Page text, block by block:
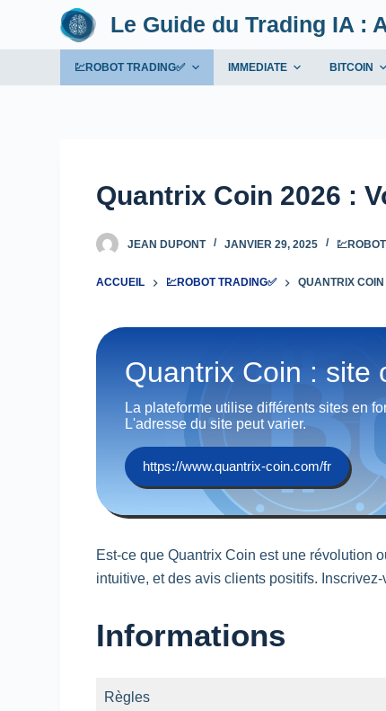
Le Guide du Trading IA :
💹ROBOT TRADING✅ IMMEDIATE BITCOIN
Quantrix Coin 2026 :
JEAN DUPONT JANVIER 29, 2025
ACCUEIL 💹ROBOT TRADING✅ QUANTRIX COIN
Quantrix Coin : site
La plateforme utilise différents sites en
L'adresse du site peut varier.
https://www.quantrix-coin.com/fr
Est-ce que Quantrix Coin est une révolution
intuitive, et des avis clients positifs.
Informations
Règles